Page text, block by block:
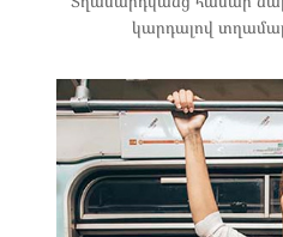
կարդալով